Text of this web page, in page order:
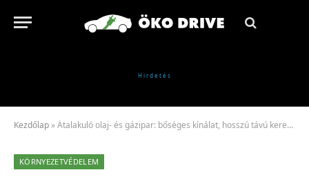
Kezdőlap »Átalakuló olaj- és gázipar: bőséges kínálat, hosszú távú kereslet és új geopolitikai kockázatok
KÖRNYEZETVÉDELEM